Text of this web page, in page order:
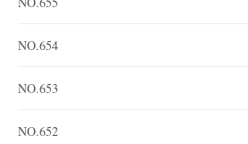
NO.654
NO.653
NO.652